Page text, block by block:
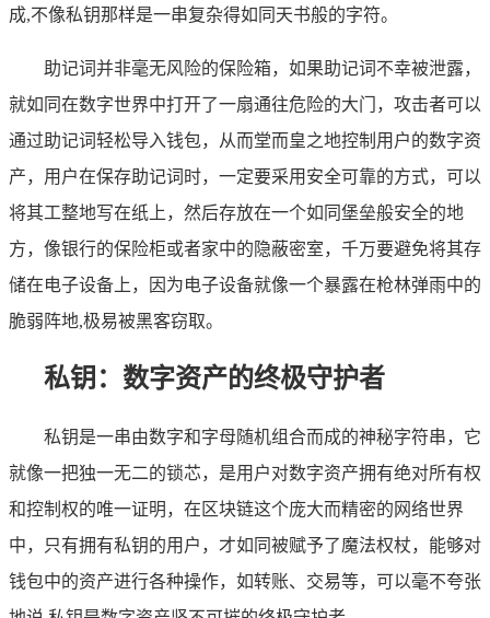
成,不像私钥那样是一串复杂得如同天书般的字符。
助记词并非毫无风险的保险箱，如果助记词不幸被泄露，
就如同在数字世界中打开了一扇通往危险的大门，攻击者可以
通过助记词轻松导入钱包，从而堂而皇之地控制用户的数字资
产，用户在保存助记词时，一定要采用安全可靠的方式，可以
将其工整地写在纸上，然后存放在一个如同堡垒般安全的地
方，像银行的保险柜或者家中的隐蔽密室，千万要避免将其存
储在电子设备上，因为电子设备就像一个暴露在枪林弹雨中的
脆弱阵地,极易被黑客窃取。
私钥：数字资产的终极守护者
私钥是一串由数字和字母随机组合而成的神秘字符串，它
就像一把独一无二的锁芯，是用户对数字资产拥有绝对所有权
和控制权的唯一证明，在区块链这个庞大而精密的网络世界
中，只有拥有私钥的用户，才如同被赋予了魔法权杖，能够对
钱包中的资产进行各种操作，如转账、交易等，可以毫不夸张